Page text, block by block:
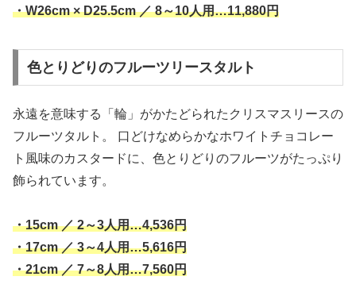
・W26cm × D25.5cm ／ 8～10人用…11,880円
色とりどりのフルーツリースタルト
永遠を意味する「輪」がかたどられたクリスマスリースの
フルーツタルト。 口どけなめらかなホワイトチョコレー
ト風味のカスタードに、色とりどりのフルーツがたっぷり
飾られています。
・15cm ／ 2～3人用…4,536円
・17cm ／ 3～4人用…5,616円
・21cm ／ 7～8人用…7,560円